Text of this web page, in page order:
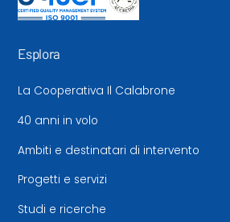
Esplora
La Cooperativa Il Calabrone
40 anni in volo
Ambiti e destinatari di intervento
Progetti e servizi
Studi e ricerche